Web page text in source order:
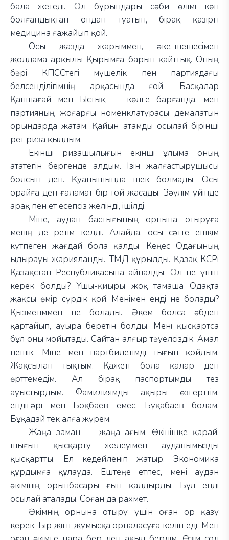
бала жетеді. Ол бұрындары сәби өлімі көп
болғандықтан ондап туатын, бірақ қазіргі
медицина ғажайып қой.
Осы жазда жарыммен, әке-шешесімен
жолдама арқылы Қырымға барып қайттық. Оның
бәрі КПССтегі мүшелік пен партиядағы
белсенділігімнің арқасында ғой. Басқалар
Қапшағай мен Ыстық — көлге барғанда, мен
партияның жоғарғы номенклатурасы демалатын
орындарда жатам. Қайын атамды осылай бірінші
рет риза қылдым.
Екінші ризашылығын екінші ұлыма оның
ататегін бергенде алдым. Ізін жалғастырушысы
болсын деп. Қуанышында шек болмады. Осы
орайға деп ғаламат бір той жасады. Зәулім үйінде
арақ пен ет есепсіз желінді, ішілді.
Міне, аудан бастығының орнына отыруға
менің де ретім келді. Алайда, осы сәтте ешкім
күтпеген жағдай бола қалды. Кеңес Одағының
ыдырауы жарияланды. ТМД құрылды. Қазақ КСРі
Қазақстан Республикасына айналды. Ол не үшін
керек болды? Ұшы-қиыры жоқ тамаша Одақта
жақсы өмір сүрдік қой. Менімен енді не болады?
Қызметіммен не болады. Әкем болса әбден
қартайып, ауыра беретін болды. Мені қысқартса
бұл оны мойытады. Сайтан алғыр тәуелсіздік. Амал
нешік. Міне мен партбилетімді тығып қойдым.
Жақсылап тықтым. Қажеті бола қалар деп
өрттемедім. Ал бірақ паспортымды тез
ауыстырдым. Фамилиямды ақыры өзгерттім,
ендігәрі мен Боқбаев емес, Бұқабаев болам.
Бұқадай тек алға жүрем.
Жаңа заман — жаңа ағым. Өкінішке қарай,
шығын қысқарту желеуімен ауданымызды
қысқартты. Ел кедейленіп жатыр. Экономика
құрдымға құлауда. Ештеңе етпес, мені аудан
әкімінің орынбасары ғып қалдырды. Бұл енді
осылай аталады. Соған да рахмет.
Әкімнің орнына отыру үшін оған ор қазу
керек. Бір жігіт жұмысқа орналасуға келіп еді. Мен